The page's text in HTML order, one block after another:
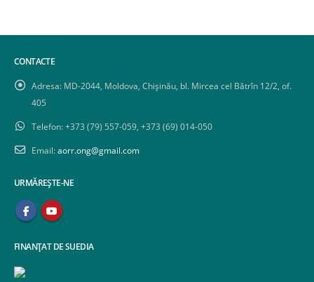
CONTACTE
Adresa: MD-2044, Moldova, Chișinău, bl. Mircea cel Bătrîn 12/2, of.
405
Telefon:+373 (79) 557-059, +373 (69) 014-050
Email:aorr.ong@gmail.com
URMĂREȘTE-NE
FINANȚAT DE SUEDIA